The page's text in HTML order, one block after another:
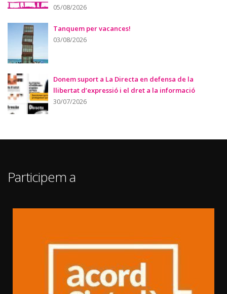
05/08/2026
Tanquem per vacances!
03/08/2026
Donem suport a La Directa en defensa de la
llibertat d’expressió i el dret a la informació
30/07/2026
Participem a